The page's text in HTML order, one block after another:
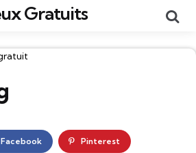
Gratuits
Facebook Pinterest